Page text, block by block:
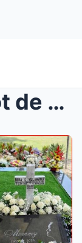
Emosyonal! Lotlot de Leon break down in eulogy: Na...